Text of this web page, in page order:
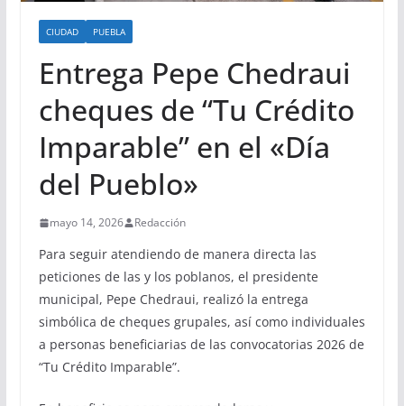
CIUDAD PUEBLA
Entrega Pepe Chedraui
cheques de “Tu Crédito
Imparable” en el «Día
del Pueblo»
mayo 14, 2026 Redacción
Para seguir atendiendo de manera directa las
peticiones de las y los poblanos, el presidente
municipal, Pepe Chedraui, realizó la entrega
simbólica de cheques grupales, así como individuales
a personas beneficiarias de las convocatorias 2026 de
“Tu Crédito Imparable”.